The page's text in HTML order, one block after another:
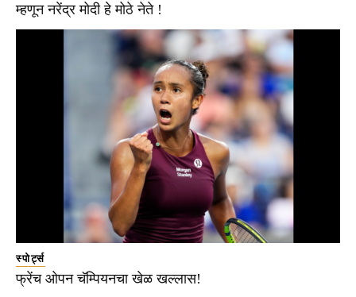
म्हणून नरेंद्र मोदी हे मोठे नेते !
स्पोर्ट्स
फ्रेंच ओपन चॅम्पियनचा खेळ खल्लास!